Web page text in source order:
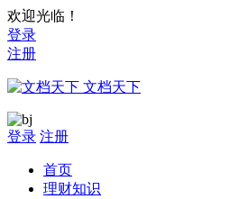
欢迎光临！
登录
注册
文档天下
登录 注册
首页
理财知识